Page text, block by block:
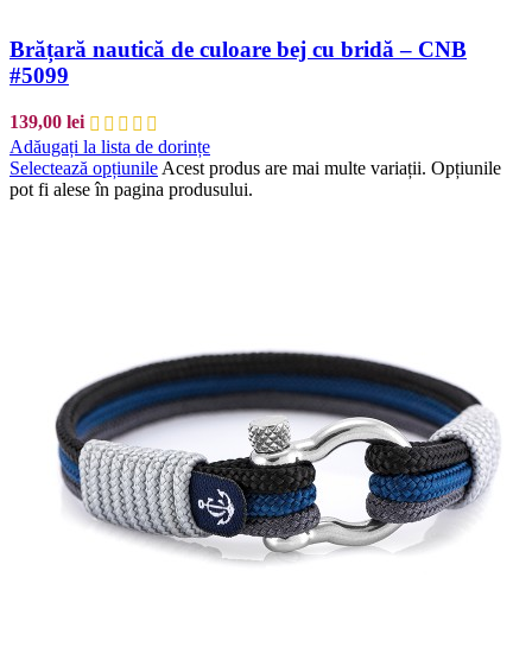
Brățară nautică de culoare bej cu bridă – CNB
#5099
139,00 lei
Adăugați la lista de dorințe
Selectează opțiunileAcest produs are mai multe variații. Opțiunile
pot fi alese în pagina produsului.